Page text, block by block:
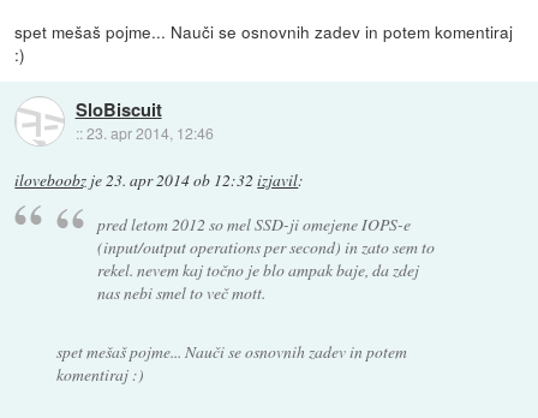
spet mešaš pojme... Nauči se osnovnih zadev in potem komentiraj
:)
SloBiscuit
::23. apr 2014, 12:46
iloveboobz je23. apr 2014 ob 12:32 izjavil:
pred letom 2012 so mel SSD-ji omejene IOPS-e
(input/output operations per second) in zato sem to
rekel. nevem kaj točno je blo ampak baje, da zdej
nas nebi smel to več mott.
spet mešaš pojme... Nauči se osnovnih zadev in potem
komentiraj :)